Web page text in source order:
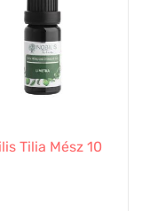
Tilia Mész 10